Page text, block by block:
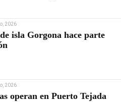
2026
isla Gorgona hace parte
2026
operan en Puerto Tejada